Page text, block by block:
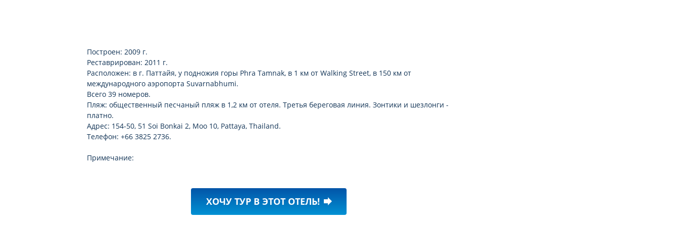
Построен: 2009 г.
Реставрирован: 2011 г.
Расположен: в г. Паттайя, у подножия горы Phra Tamnak, в 1 км от Walking Street, в 150 км от
международного аэропорта Suvarnabhumi.
Всего 39 номеров.
Пляж: общественный песчаный пляж в 1,2 км от отеля. Третья береговая линия. Зонтики и шезлонги -
платно.
Адрес: 154-50, 51 Soi Bonkai 2, Moo 10, Pattaya, Thailand.
Телефон: +66 3825 2736.
Примечание:
ХОЧУ ТУР В ЭТОТ ОТЕЛЬ! forward